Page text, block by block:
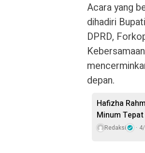
Acara yang
dihadiri
DPRD,
depan.
Hafizha
Minum
Redaksi